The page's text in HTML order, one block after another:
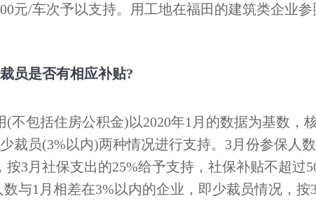
元/车次予以支持。用工地在福田的建筑类企业参
员是否有相应补贴?
不包括住房公积金)以2020年1月的数据为基数，
裁员(3%以内)两种情况进行支持。3月份参保人数
3月社保支出的25%给予支持，社保补贴不超过
与1月相差在3%以内的企业，即少裁员情况，按